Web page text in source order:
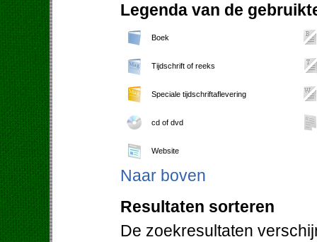
Legenda van de
Boek
Tijdschrift of reeks
Speciale tijdschriftaflevering
cd of dvd
Website
Naar boven
Resultaten sorteren
De zoekresultaten